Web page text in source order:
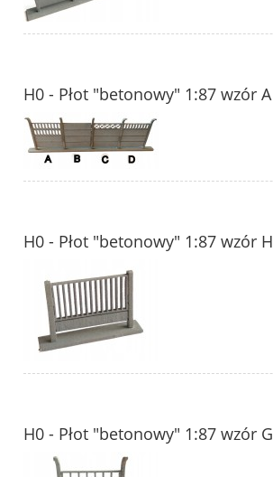
H0 - Płot "betonowy" 1:87 wzór A
H0 - Płot "betonowy" 1:87 wzór H
H0 - Płot "betonowy" 1:87 wzór G